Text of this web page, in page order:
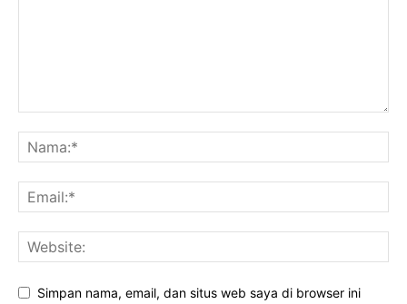
Simpan nama, email, dan situs web saya di browser ini